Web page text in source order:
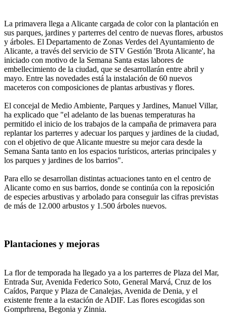
La primavera llega a Alicante cargada de color con la plantación en
sus parques, jardines y parterres del centro de nuevas flores, arbustos
y árboles. El Departamento de Zonas Verdes del Ayuntamiento de
Alicante, a través del servicio de STV Gestión 'Brota Alicante', ha
iniciado con motivo de la Semana Santa estas labores de
embellecimiento de la ciudad, que se desarrollarán entre abril y
mayo. Entre las novedades está la instalación de 60 nuevos
maceteros con composiciones de plantas arbustivas y flores.
El concejal de Medio Ambiente, Parques y Jardines, Manuel Villar,
ha explicado que "el adelanto de las buenas temperaturas ha
permitido el inicio de los trabajos de la campaña de primavera para
replantar los parterres y adecuar los parques y jardines de la ciudad,
con el objetivo de que Alicante muestre su mejor cara desde la
Semana Santa tanto en los espacios turísticos, arterias principales y
los parques y jardines de los barrios".
Para ello se desarrollan distintas actuaciones tanto en el centro de
Alicante como en sus barrios, donde se continúa con la reposición
de especies arbustivas y arbolado para conseguir las cifras previstas
de más de 12.000 arbustos y 1.500 árboles nuevos.
Plantaciones y mejoras
La flor de temporada ha llegado ya a los parterres de Plaza del Mar,
Entrada Sur, Avenida Federico Soto, General Marvá, Cruz de los
Caídos, Parque y Plaza de Canalejas, Avenida de Denia, y el
existente frente a la estación de ADIF. Las flores escogidas son
Gomprhrena, Begonia y Zinnia.